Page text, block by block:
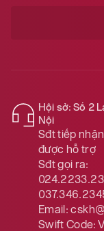
Hội sở: Số 2
Nội
Sđt tiếp
được hỗ trợ
Sđt gọi ra:
Email:
Swift Code: